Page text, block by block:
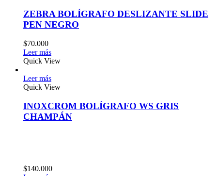
ZEBRA BOLÍGRAFO DESLIZANTE SLIDE
PEN NEGRO
$70.000
Leer más
Quick View
Leer más
Quick View
INOXCROM BOLÍGRAFO WS GRIS
CHAMPÁN
$140.000